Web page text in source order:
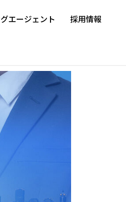
エージェント 採用情報